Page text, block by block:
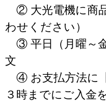
② 大光電機に商
わせください）
③ 平日（月曜～
文
④ お支払方法に
３時までにご入金